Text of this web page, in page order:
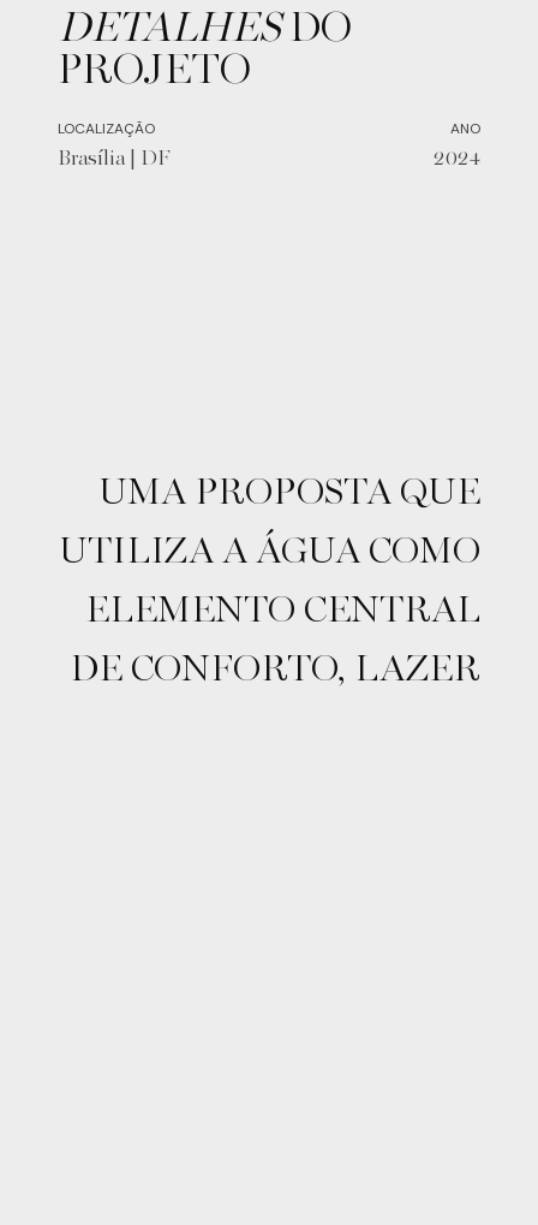
DETALHESDO
PROJETO
LOCALIZAÇÃO
Brasília | DF
ANO
2024
UMA PROPOSTA QUE
UTILIZA A ÁGUA COMO
ELEMENTO CENTRAL
DE CONFORTO, LAZER